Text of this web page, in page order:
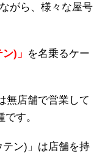
がら、様々な屋号
)」 を名乗るケー
無店舗で営業して
です。
ン)」は店舗を持